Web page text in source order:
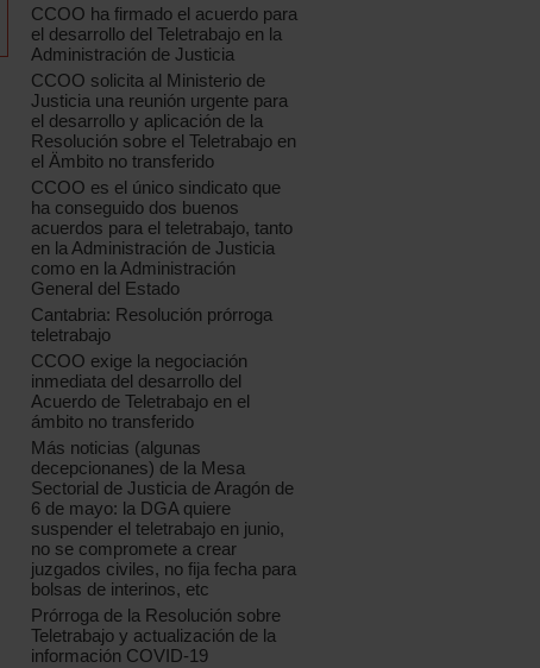
CCOO ha firmado el acuerdo para
el desarrollo del Teletrabajo en la
Administración de Justicia
CCOO solicita al Ministerio de
Justicia una reunión urgente para
el desarrollo y aplicación de la
Resolución sobre el Teletrabajo en
el Ämbito no transferido
CCOO es el único sindicato que
ha conseguido dos buenos
acuerdos para el teletrabajo, tanto
en la Administración de Justicia
como en la Administración
General del Estado
Cantabria: Resolución prórroga
teletrabajo
CCOO exige la negociación
inmediata del desarrollo del
Acuerdo de Teletrabajo en el
ámbito no transferido
Más noticias (algunas
decepcionanes) de la Mesa
Sectorial de Justicia de Aragón de
6 de mayo: la DGA quiere
suspender el teletrabajo en junio,
no se compromete a crear
juzgados civiles, no fija fecha para
bolsas de interinos, etc
Prórroga de la Resolución sobre
Teletrabajo y actualización de la
información COVID-19